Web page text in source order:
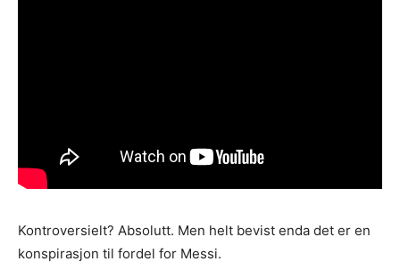
Kontroversielt? Absolutt. Men helt bevist enda det er en
konspirasjon til fordel for Messi.